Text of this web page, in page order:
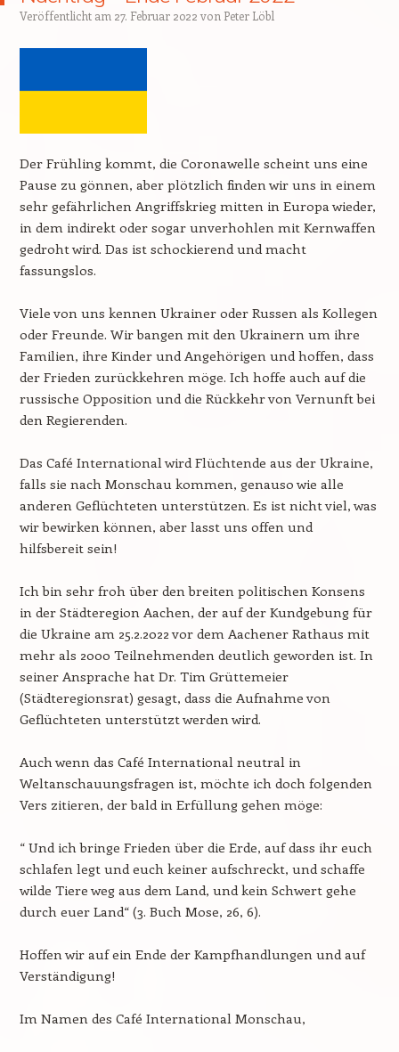
Veröffentlicht am 27. Februar 2022 von Peter Löbl
Der Frühling kommt, die Coronawelle scheint uns eine
Pause zu gönnen, aber plötzlich finden wir uns in einem
sehr gefährlichen Angriffskrieg mitten in Europa wieder,
in dem indirekt oder sogar unverhohlen mit Kernwaffen
gedroht wird. Das ist schockierend und macht
fassungslos.
Viele von uns kennen Ukrainer oder Russen als Kollegen
oder Freunde. Wir bangen mit den Ukrainern um ihre
Familien, ihre Kinder und Angehörigen und hoffen, dass
der Frieden zurückkehren möge. Ich hoffe auch auf die
russische Opposition und die Rückkehr von Vernunft bei
den Regierenden.
Das Café International wird Flüchtende aus der Ukraine,
falls sie nach Monschau kommen, genauso wie alle
anderen Geflüchteten unterstützen. Es ist nicht viel, was
wir bewirken können, aber lasst uns offen und
hilfsbereit sein!
Ich bin sehr froh über den breiten politischen Konsens
in der Städteregion Aachen, der auf der Kundgebung für
die Ukraine am 25.2.2022 vor dem Aachener Rathaus mit
mehr als 2000 Teilnehmenden deutlich geworden ist. In
seiner Ansprache hat Dr. Tim Grüttemeier
(Städteregionsrat) gesagt, dass die Aufnahme von
Geflüchteten unterstützt werden wird.
Auch wenn das Café International neutral in
Weltanschauungsfragen ist, möchte ich doch folgenden
Vers zitieren, der bald in Erfüllung gehen möge:
“ Und ich bringe Frieden über die Erde, auf dass ihr euch
schlafen legt und euch keiner aufschreckt, und schaffe
wilde Tiere weg aus dem Land, und kein Schwert gehe
durch euer Land“ (3. Buch Mose, 26, 6).
Hoffen wir auf ein Ende der Kampfhandlungen und auf
Verständigung!
Im Namen des Café International Monschau,